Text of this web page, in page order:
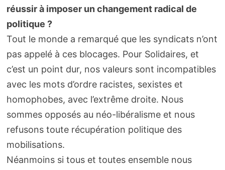
réussir à imposer un changement radical de
politique ?
Tout le monde a remarqué que les syndicats n’ont
pas appelé à ces blocages. Pour Solidaires, et
c’est un point dur, nos valeurs sont incompatibles
avec les mots d’ordre racistes, sexistes et
homophobes, avec l’extrême droite. Nous
sommes opposés au néo-libéralisme et nous
refusons toute récupération politique des
mobilisations.
Néanmoins si tous et toutes ensemble nous